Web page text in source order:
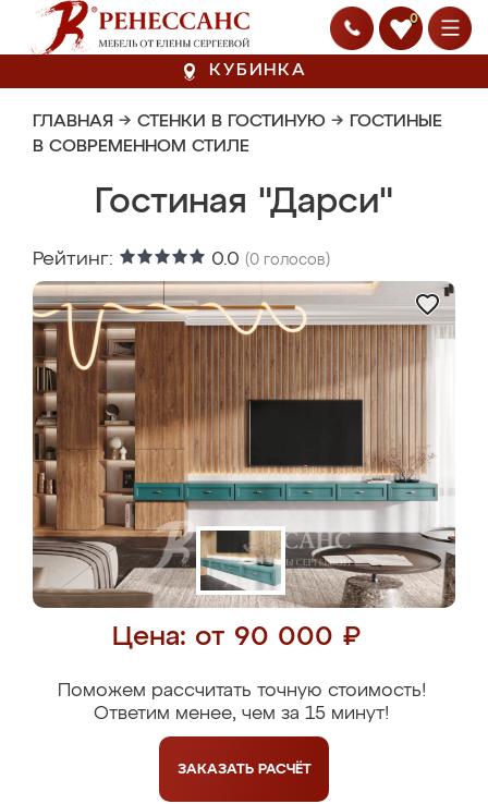
0
КУБИНКА
ГЛАВНАЯ → СТЕНКИ В ГОСТИНУЮ → ГОСТИНЫЕ
В СОВРЕМЕННОМ СТИЛЕ
Гостиная "Дарси"
Рейтинг: 0.0 (0 голосов)
Цена: от 90 000 ₽
Поможем рассчитать точную стоимость!
Ответим менее, чем за 15 минут!
ЗАКАЗАТЬ РАСЧЁТ